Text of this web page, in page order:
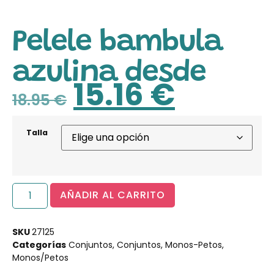
Pelele bambula
azulina desde
18.95€ 15.16€
Talla
AÑADIR AL CARRITO
SKU27125
Categorías Conjuntos, Conjuntos, Monos-Petos,
Monos/Petos